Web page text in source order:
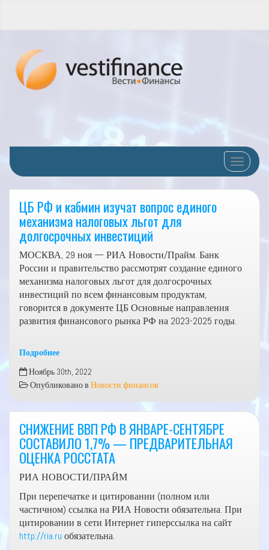
ЦБ РФ и кабмин изучат вопрос единого
механизма налоговых льгот для
долгосрочных инвестиций
МОСКВА, 29 ноя — РИА Новости/Прайм. Банк
России и правительство рассмотрят создание единого
механизма налоговых льгот для долгосрочных
инвестиций по всем финансовым продуктам,
говорится в документе ЦБ Основные направления
развития финансового рынка РФ на 2023-2025 годы.
Подробнее
ЦБ
РФ
и
вопрос
единого
механизма
налоговых
льгот
для
долгосрочных
инвестиций
Ноябрь 30th, 2022
Опубликовано в Новости финансов
СНИЖЕНИЕ ВВП РФ В ЯНВАРЕ-СЕНТЯБРЕ
СОСТАВИЛО 1,7% — ПРЕДВАРИТЕЛЬНАЯ
ОЦЕНКА РОССТАТА
РИА НОВОСТИ/ПРАЙМ
При перепечатке и цитировании (полном или
частичном) ссылка на РИА Новости обязательна. При
цитировании в сети Интернет гиперссылка на сайт
http://ria.ru обязательна.